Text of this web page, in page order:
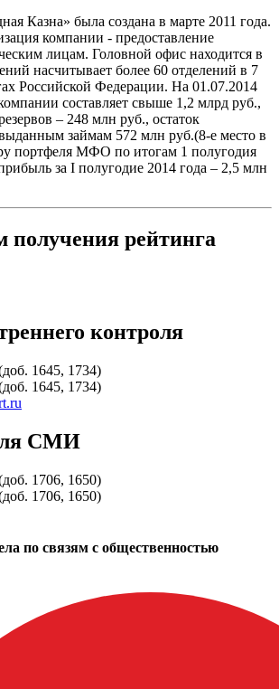
Казна» была создана в марте 2011 года.
компании - предоставление
лицам. Головной офис находится в
насчитывает более 60 отделений в 7
Российской Федерации. На 01.07.2014
составляет свыше 1,2 млрд руб.,
– 248 млн руб., остаток
займам 572 млн руб.(8-е место в
портфеля МФО по итогам 1 полугодия
за I полугодие 2014 года – 2,5 млн
получения рейтинга
контроля
1645, 1734)
1645, 1734)
СМИ
1706, 1650)
1706, 1650)
по связям с общественностью